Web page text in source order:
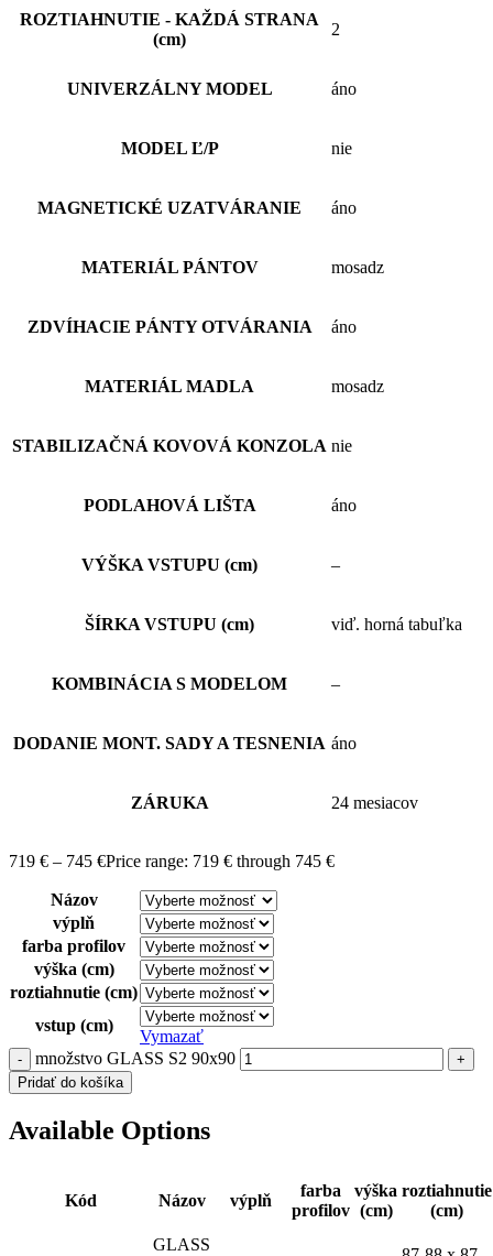
ROZTIAHNUTIE - KAŽDÁ STRANA
(cm)
2
UNIVERZÁLNY MODEL áno
MODEL Ľ/P nie
MAGNETICKÉ UZATVÁRANIE áno
MATERIÁL PÁNTOV mosadz
ZDVÍHACIE PÁNTY OTVÁRANIA áno
MATERIÁL MADLA mosadz
STABILIZAČNÁ KOVOVÁ KONZOLA nie
PODLAHOVÁ LIŠTA áno
VÝŠKA VSTUPU (cm) –
ŠÍRKA VSTUPU (cm) viď. horná tabuľka
KOMBINÁCIA S MODELOM –
DODANIE MONT. SADY A TESNENIA áno
ZÁRUKA 24 mesiacov
719 € – 745 €Price range: 719 € through 745 €
Názov
výplň
farba profilov
výška (cm)
roztiahnutie (cm)
vstup (cm)
Vymazať
množstvo GLASS S2 90x90
Pridať do košíka
Available Options
Kód Názov výplň
farba
profilov
výška
(cm)
roztiahnutie
(cm)
GLASS